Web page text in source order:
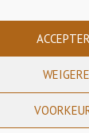
naar